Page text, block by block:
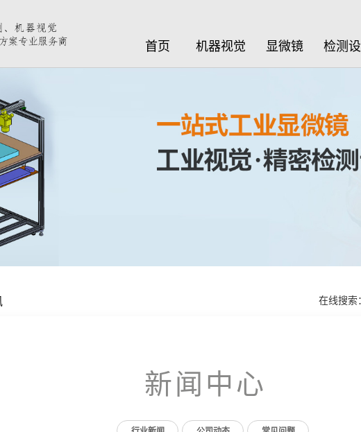
首页 机器视觉 显微镜 检测
在线搜索
新闻中心